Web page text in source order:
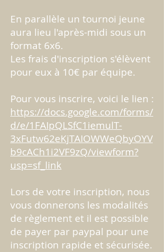
En parallèle un tournoi jeune
aura lieu l'après-midi sous un
format 6x6.
Les frais d'inscription s'élèvent
pour eux à 10€ par équipe.
Pour vous inscrire, voici le lien :
https://docs.google.com/forms/
d/e/1FAIpQLSfC1iemulT-
3xFutw62eKjTAIOWWeQbyOYV
b9cACh1i2VF9zQ/viewform?
usp=sf_link
Lors de votre inscription, nous
vous donnerons les modalités
de règlement et il est possible
de payer par paypal pour une
inscription rapide et sécurisée.